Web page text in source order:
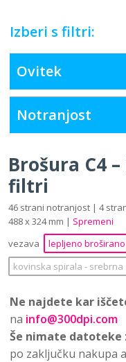
Izberi s filtri:
Ovitek
Notranjost
Brošura C4
filtri
46 strani notranjost | 4
488 x 324 mm | Spremeni
vezava
lepljeno broširano
kovinska spirala ‐ srebrna
Ne najdete kar
na info@300dpi.com
Še nimate datoteke
po zaključku nakupa